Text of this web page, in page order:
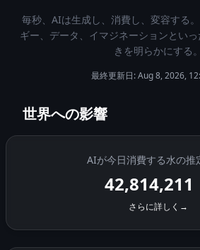
毎秒、AIは生成し、消費し、変容する
ギー、データ、イマジネーションとい
きを明らかにする。
最終更新日:Aug 8, 2026,
世界への影響
AIが今日消費する水の推
42,814,841
さらに詳しく →